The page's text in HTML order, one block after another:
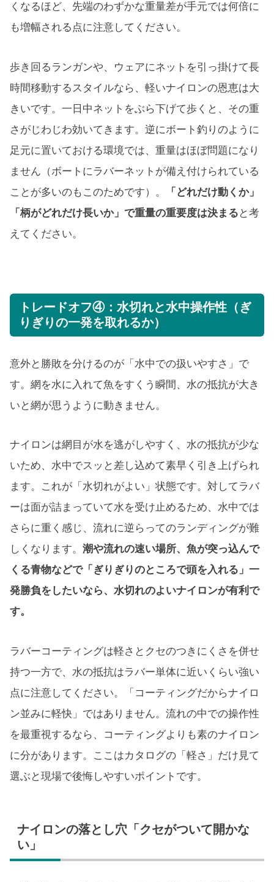
くなるほど、先端のわずかな重量差が手元では何倍に
も増幅される点に注意してください。
歩き回るランガンや、ウェアにネットを引っ掛けて長
時間移動するスタイルなら、軽いナイロンの恩恵は大
きいです。一日中ネットをぶら下げて歩くと、その重
さがじわじわ効いてきます。逆にボート釣りのように
足元に置いておける環境では、重量はほぼ問題になり
ません（ボートにラバーネットが備え付けられている
ことが多いのもこのためです）。
「どれだけ動くか」
「柄がどれだけ長いか」で重量の重要度は決まる と考
えてください。
トレードオフ④：水切れと水中操作性（ぎ
りぎりの一発を取れるか）
意外と勝敗を分けるのが「水中での扱いやすさ」で
す。網を水に入れて魚をすくう瞬間、水の抵抗が大き
いと網が思うように動きません。
ナイロンは網目が水を逃がしやすく、水の抵抗が少な
いため、水中でスッと差し込めて素早く引き上げられ
ます。これが「水切れがよい」状態です。対してラバ
ーは面が詰まっていて水を受け止めるため、水中では
さらに重く感じ、流れに逆らってのランディングが難
しくなります。 潮や流れの速い場所、魚が突っ込んで
くる青物などで「ぎりぎりのところで頭を入れる」一
発勝負をしたいなら、水切れのよいナイロンが有利で
す。
ラバーコーティングは軽さとクセのつきにくさを併せ
持つ一方で、水の抵抗はラバー単体に近いくらい強い
点に注意してください。「コーティングだからナイロ
ン並みに軽快」ではありません。流れの中での操作性
を最重視するなら、コーティングよりも素のナイロン
に分があります。ここはカタログの「軽さ」だけ見て
選ぶと現場で後悔しやすいポイントです。
ナイロンの落とし穴「クセがついて開かな
い」